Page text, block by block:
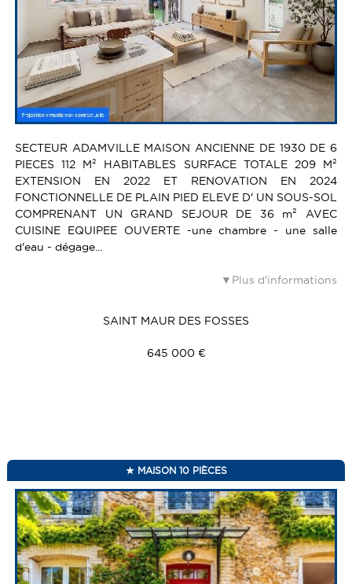
SECTEUR ADAMVILLE MAISON ANCIENNE DE 1930 DE 6
PIECES 112 M² HABITABLES SURFACE TOTALE 209 M²
EXTENSION EN 2022 ET RENOVATION EN 2024
FONCTIONNELLE DE PLAIN PIED ELEVE D' UN SOUS-SOL
COMPRENANT UN GRAND SEJOUR DE 36 m² AVEC
CUISINE EQUIPEE OUVERTE -une chambre - une salle
d'eau - dégage...
Plus d'informations
SAINT MAUR DES FOSSES
645 000 €
MAISON 10 PIÈCES